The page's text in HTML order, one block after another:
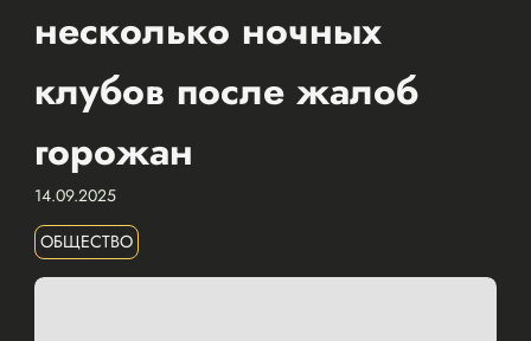
несколько ночных
клубов после жалоб
горожан
14.09.2025
ОБЩЕСТВО